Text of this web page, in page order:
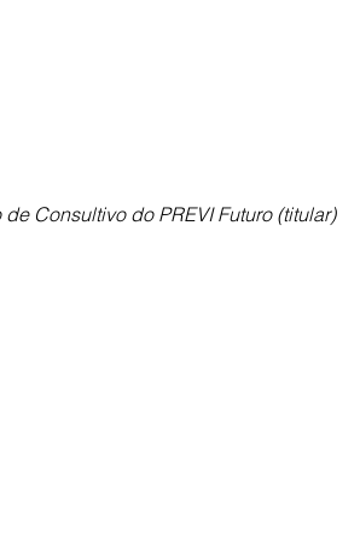
Consultivo do PREVI Futuro (titular)